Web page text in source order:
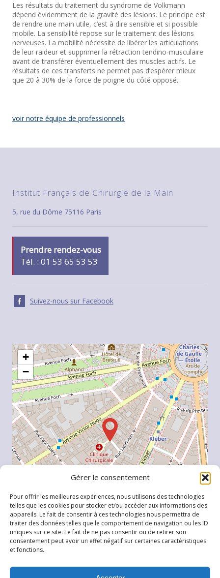
Gérer le consentement
Pour offrir les meilleures expériences, nous utilisons des technologies
telles que les cookies pour stocker et/ou accéder aux informations des
appareils. Le fait de consentir à ces technologies nous permettra de
traiter des données telles que le comportement de navigation ou les ID
uniques sur ce site. Le fait de ne pas consentir ou de retirer son
consentement peut avoir un effet négatif sur certaines caractéristiques
et fonctions.
Les résultats du traitement du syndrome de Volkmann
dépend évidemment de la gravité des lésions. Le principe est
de rendre une main utile, c’est à dire sensible et si possible
mobile. La sensibilité repose sur le traitement des lésions
nerveuses. La mobilité nécessite de libérer les articulations
de leur raideur et supprimer la rétraction tendino-musculaire
avant de transférer éventuellement des muscles actifs. Le
résultats de ces transferts ne permet pas d’espérer mieux
que 20 à 30% de la force de poigne du côté opposé.
voir notre équipe de professionnels
Institut Français de Chirurgie de la Main
5, rue du Dôme 75116 Paris
Prendre rendez-vous
Tél. : 01 53 65 53 53
Suivez-nous sur Facebook
+
−
Leaflet, \r\n©OpenStreetMapcontributeurs